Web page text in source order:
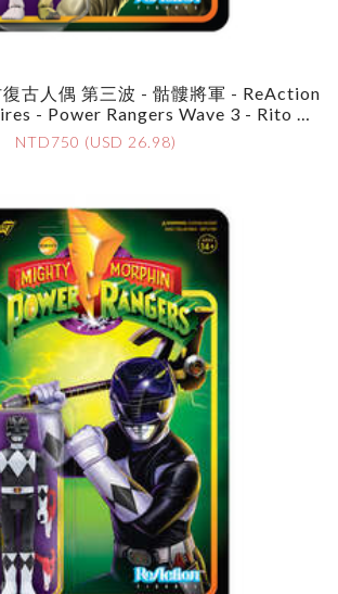
古人偶 第三波 - 骷髏將軍 - ReAction
- Power Rangers Wave 3 - Rito Re
Volto
NTD750 (USD 26.98)